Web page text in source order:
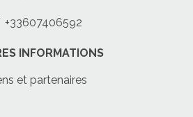
+33607406592
INFORMATIONS
et partenaires